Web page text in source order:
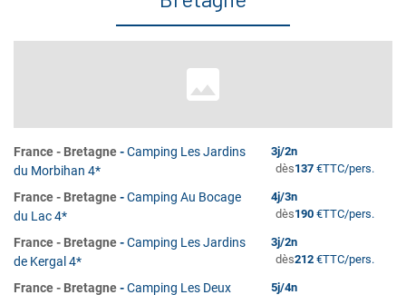
France- Bretagne-Camping Les Jardins
du Morbihan 4*
3j/2n
dès137€TTC/pers.
France- Bretagne-Camping Au Bocage
du Lac 4*
4j/3n
dès190€TTC/pers.
France- Bretagne-Camping Les Jardins
de Kergal 4*
3j/2n
dès212€TTC/pers.
France- Bretagne-Camping Les Deux
5j/4n